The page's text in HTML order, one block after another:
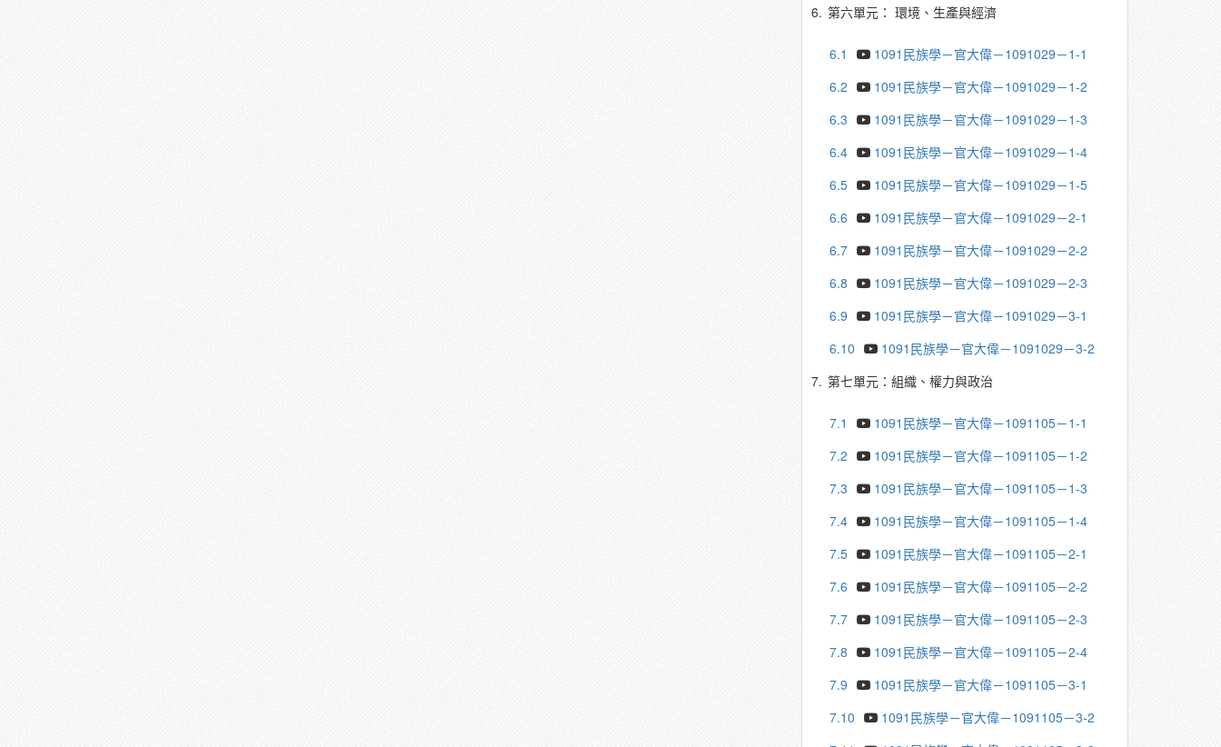
6. 第六單元： 環境、生產與經濟
6.1
1091民族學－官大偉－1091029－1-1
6.2
1091民族學－官大偉－1091029－1-2
6.3
1091民族學－官大偉－1091029－1-3
6.4
1091民族學－官大偉－1091029－1-4
6.5
1091民族學－官大偉－1091029－1-5
6.6
1091民族學－官大偉－1091029－2-1
6.7
1091民族學－官大偉－1091029－2-2
6.8
1091民族學－官大偉－1091029－2-3
6.9
1091民族學－官大偉－1091029－3-1
6.10
1091民族學－官大偉－1091029－3-2
7. 第七單元：組織、權力與政治
7.1
1091民族學－官大偉－1091105－1-1
7.2
1091民族學－官大偉－1091105－1-2
7.3
1091民族學－官大偉－1091105－1-3
7.4
1091民族學－官大偉－1091105－1-4
7.5
1091民族學－官大偉－1091105－2-1
7.6
1091民族學－官大偉－1091105－2-2
7.7
1091民族學－官大偉－1091105－2-3
7.8
1091民族學－官大偉－1091105－2-4
7.9
1091民族學－官大偉－1091105－3-1
7.10
1091民族學－官大偉－1091105－3-2